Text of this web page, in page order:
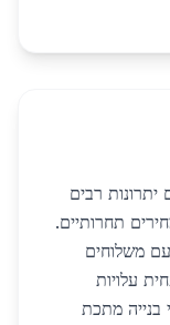
יתרונות רבים
ומחירים תחרותיים.
משלוחים
עלויות
בנייה מתכת